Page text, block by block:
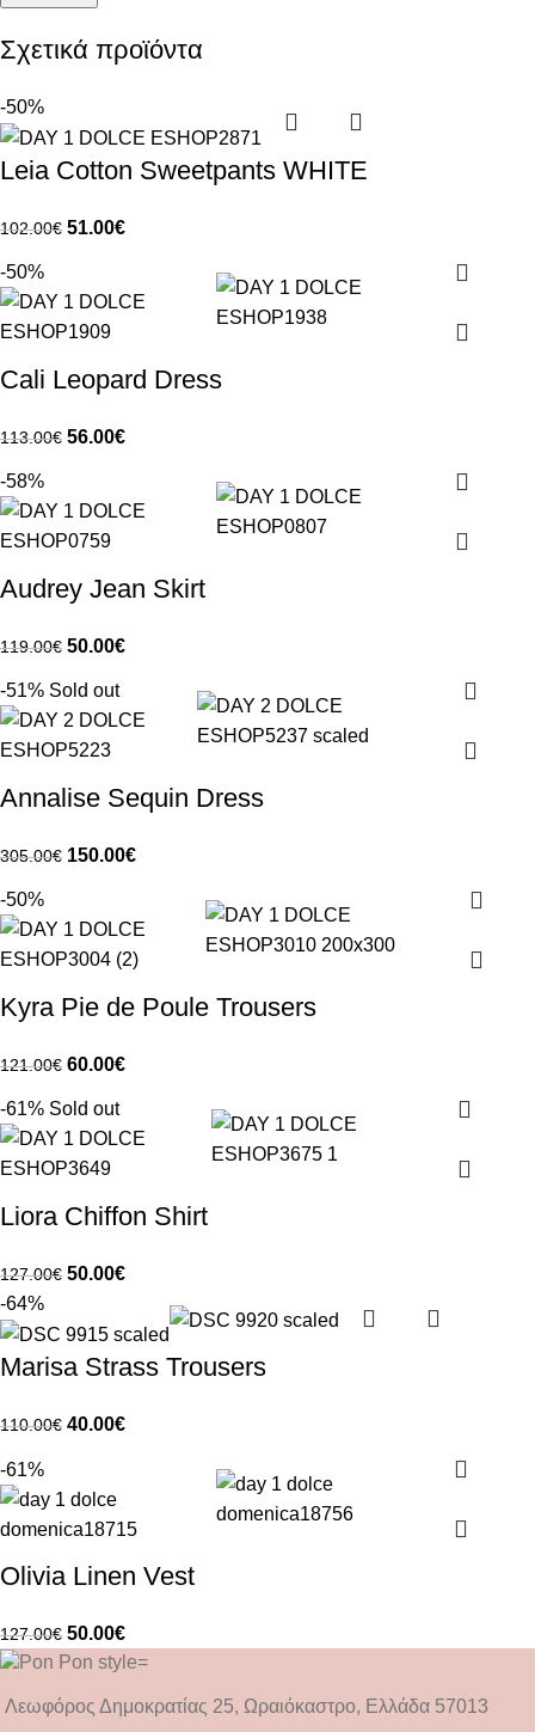
Σχετικά προϊόντα
-50%
Leia Cotton Sweetpants WHITE
102.00€ 51.00€
-50%
Cali Leopard Dress
113.00€ 56.00€
-58%
Audrey Jean Skirt
119.00€ 50.00€
-51% Sold out
Annalise Sequin Dress
305.00€ 150.00€
-50%
Kyra Pie de Poule Trousers
121.00€ 60.00€
-61% Sold out
Liora Chiffon Shirt
127.00€ 50.00€
-64%
Marisa Strass Trousers
110.00€ 40.00€
-61%
Olivia Linen Vest
127.00€ 50.00€
Λεωφόρος Δημοκρατίας 25, Ωραιόκαστρο, Ελλάδα 57013